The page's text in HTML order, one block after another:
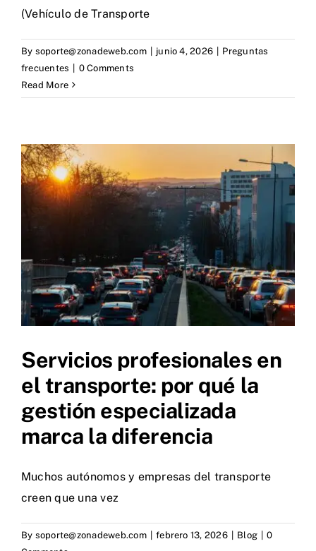
(Vehículo de Transporte
By soporte@zonadeweb.com junio 4, 2026
Preguntas
frecuentes
0 Comments
Read More
Servicios profesionales en
el transporte: por qué la
gestión especializada
marca la diferencia
Muchos autónomos y empresas del transporte
creen que una vez
By soporte@zonadeweb.com febrero 13, 2026 Blog
0